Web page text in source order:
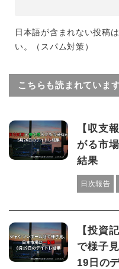
日本語が含まれない投稿
い。（スパム対策）
こちらも読まれていま
【収支
がる市
結果
日次報告
【投資
で様子
19日の